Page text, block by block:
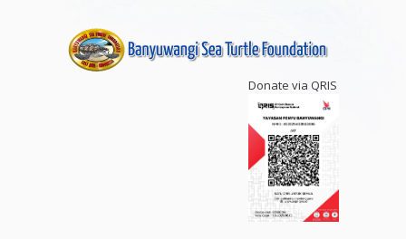
Donate via QRIS